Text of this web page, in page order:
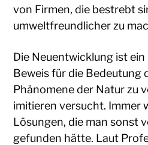
von Firmen, die bestrebt
umweltfreundlicher zu
Die Neuentwicklung ist
Beweis für die Bedeutung
Phänomene der Natur zu
imitieren versucht. Immer
Lösungen, die man sonst
gefunden hätte. Laut